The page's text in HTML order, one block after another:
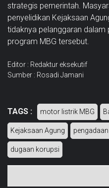
strategis pemerintah.
penyelidikan Kejaksaan
tidaknya pelanggaran
program MBG tersebut.
Editor : Redaktur eksekutif
Sumber : Rosadi Jamani
TAGS : motor listrik MBG
Kejaksaan Agung
dugaan korupsi